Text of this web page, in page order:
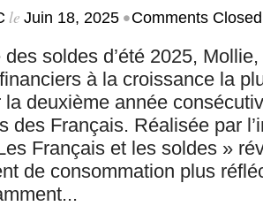
le Juin 18, 2025 •Comments Closed
soldes d’été 2025, Mollie,
à la croissance la
la deuxième année
des Français. Réalisée par
Français et les soldes »
de consommation plus